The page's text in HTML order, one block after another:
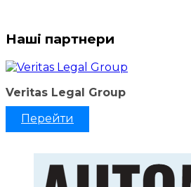
Наші партнери
Veritas Legal Group
Перейти